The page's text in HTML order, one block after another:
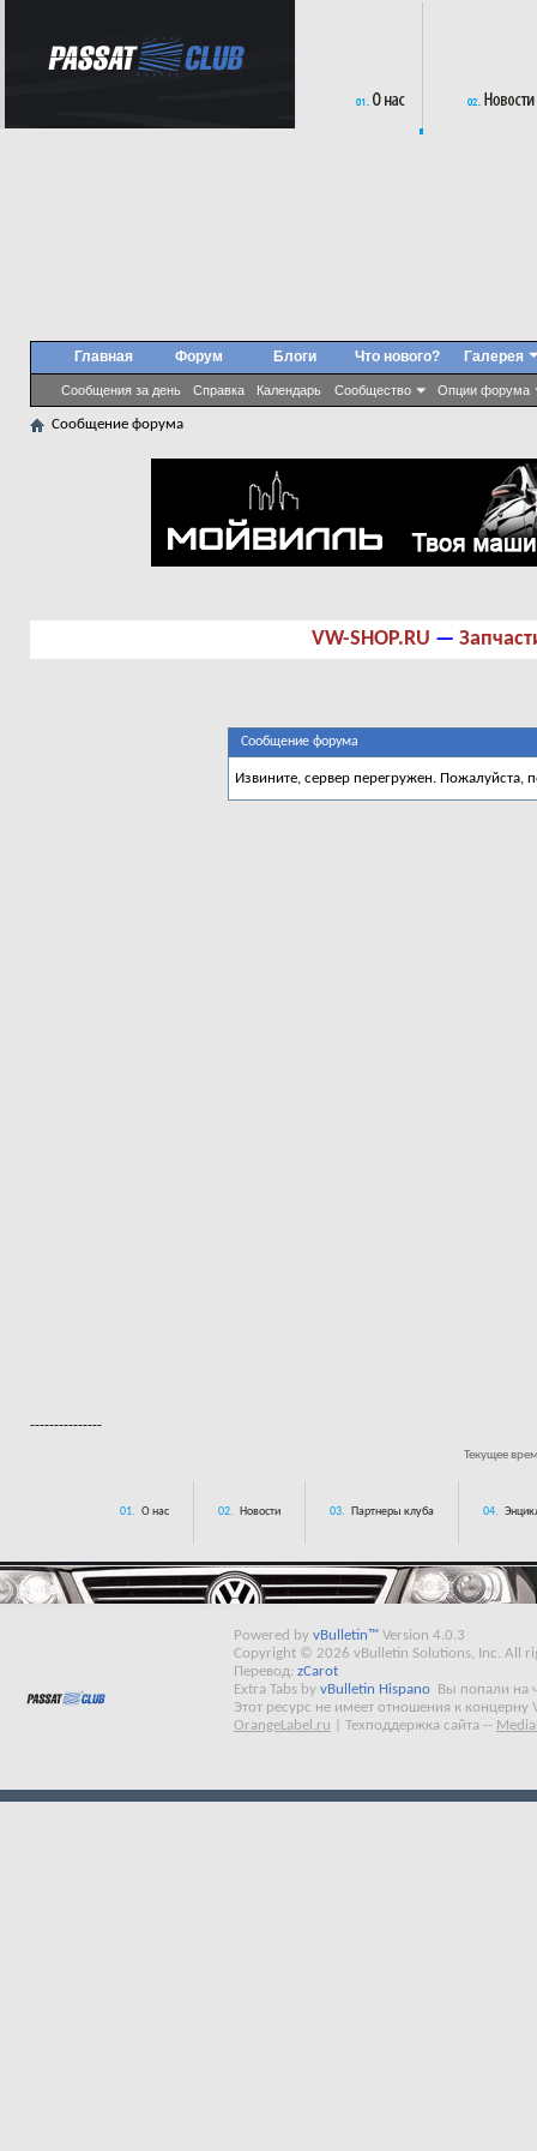
Главная Форум
Сообщения за день Справка Календарь Сообщество Опции форума
Блоги Что нового? Галерея
Сообщение форума
VW-SHOP.RU —
Сообщение форума
Извините, сервер перегружен. Пожалуйста,
---------------
Текущее
01. О нас 02. Новости 03. Партнеры клуба 04.
Powered by vBulletin™ Version 4.0.3
Copyright © 2026 vBulletin Solutions, Inc. All
Перевод: zCarot
Extra Tabs by vBulletin Hispano
Вы попали на
Этот ресурс не имеет отношения к концерну
OrangeLabel.ru
Техподдержка сайта --